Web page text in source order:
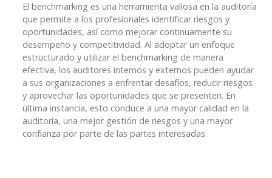
El benchmarking es una herramienta valiosa en la auditoría
que permite a los profesionales identificar riesgos y
oportunidades, así como mejorar continuamente su
desempeño y competitividad. Al adoptar un enfoque
estructurado y utilizar el benchmarking de manera
efectiva, los auditores internos y externos pueden ayudar
a sus organizaciones a enfrentar desafíos, reducir riesgos
y aprovechar las oportunidades que se presenten. En
última instancia, esto conduce a una mayor calidad en la
auditoría, una mejor gestión de riesgos y una mayor
confianza por parte de las partes interesadas.